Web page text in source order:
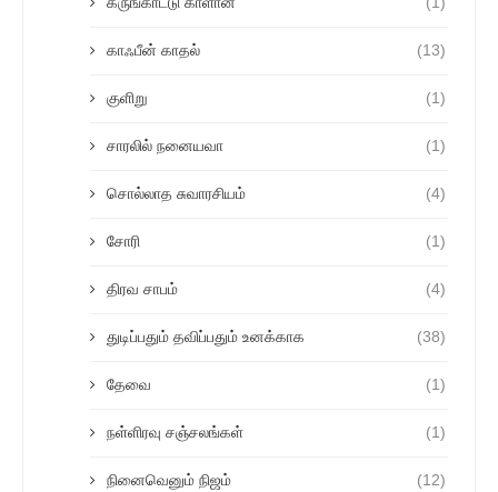
காஃபீன் காதல் (13)
குளிறு (1)
சாரலில் நனையவா (1)
சொல்லாத சுவாரசியம் (4)
சோரி (1)
திரவ சாபம் (4)
துடிப்பதும் தவிப்பதும் உனக்காக (38)
தேவை (1)
நள்ளிரவு சஞ்சலங்கள் (1)
நினைவெனும் நிஜம் (12)